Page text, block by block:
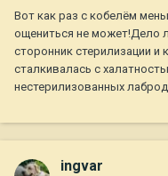
Вот как раз с кобелём
ощениться не может!Дело
сторонник стерилизации и
сталкивалась с
нестерилизованных
ingvar